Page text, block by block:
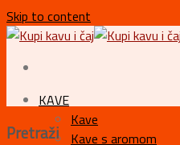
Skip to content
KAVE
Kave
Kave s aromom
Pretraži